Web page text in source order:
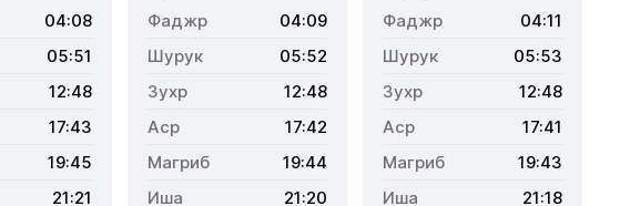
04:08
05:51
12:48
17:43
19:45
21:21
04:09
05:52
12:48
17:42
19:44
21:20
04:11
05:53
12:48
17:41
19:43
21:18